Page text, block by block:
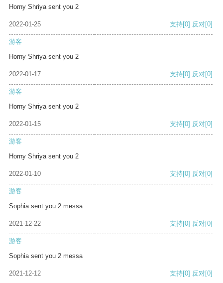
Horny Shriya sent you 2
2022-01-25 支持[0] 反对[0]
游客
Horny Shriya sent you 2
2022-01-17 支持[0] 反对[0]
游客
Horny Shriya sent you 2
2022-01-15 支持[0] 反对[0]
游客
Horny Shriya sent you 2
2022-01-10 支持[0] 反对[0]
游客
Sophia sent you 2 messa
2021-12-22 支持[0] 反对[0]
游客
Sophia sent you 2 messa
2021-12-12 支持[0] 反对[0]